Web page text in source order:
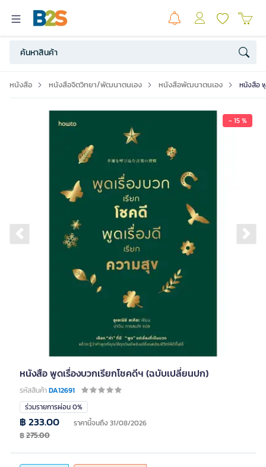
หนังสือ หนังสือจิตวิทยา/พัฒนาตนเอง หนังสือพัฒนาตนเอง หนังสือ
- 15 %
Previous slide
หนังสือ พูดเรื่องบวกเรียกโชคดีฯ (ฉบับเปลี่ยนปก)
รหัสสินค้าDA12691
ร่วมรายการผ่อน 0%
฿ 233.00 ราคานี้จนถึง 31/08/2026
฿275.00